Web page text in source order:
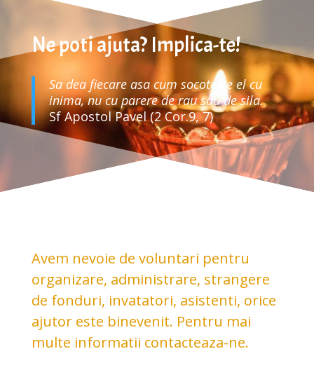
Ne poti ajuta? Implica-te!
Sa dea fiecare asa cum socoteste el cu
inima, nu cu parere de rau sau de sila.
Sf Apostol Pavel (2 Cor.9, 7)
Avem nevoie de voluntari pentru
organizare, administrare, strangere
de fonduri, invatatori, asistenti, orice
ajutor este binevenit. Pentru mai
multe informatii contacteaza-ne.